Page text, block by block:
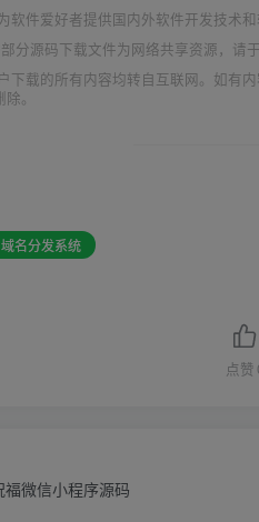
软件爱好者提供国内外软件开发技术
分源码下载文件为网络共享资源，请
下载的所有内容均转自互联网。如有
。
名分发系统
点赞
微信小程序源码